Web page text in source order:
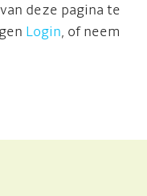
deze pagina te
Login, of neem